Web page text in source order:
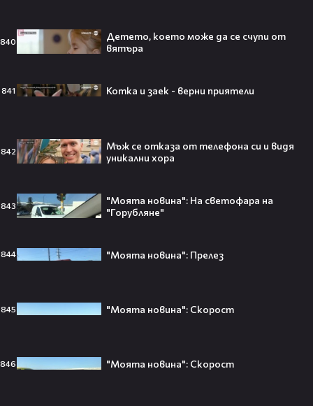
840
Детето, което може да се счупи от
вятъра
841 Котка и заек - верни приятели
842
Мъж се отказа от телефона си и видя
уникални хора
843
"Моята новина": На светофара на
"Горубляне"
844 "Моята новина": Прелез
845 "Моята новина": Скорост
846 "Моята новина": Скорост
Холанд?! 💀 Защо Спайдър-мен
остана на "seen"😅
заедно!😍
Реджо“ 🤩🎬